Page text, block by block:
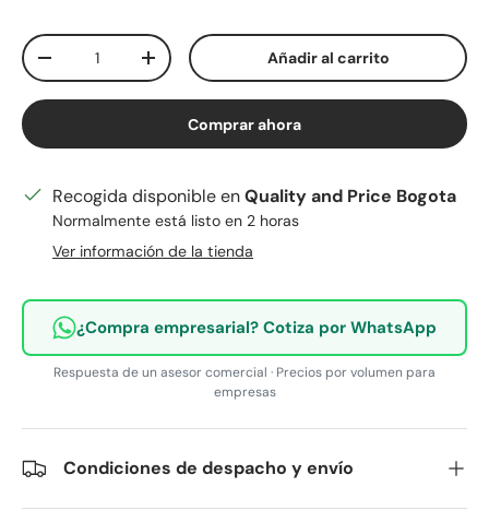
Cant.
Disminuir cantidadAumentar la cantidadAñadir al carrito
Comprar ahora
Recogida disponible enQuality and Price Bogota
Normalmente está listo en 2 horas
Ver información de la tienda
¿Compra empresarial? Cotiza por WhatsApp
Respuesta de un asesor comercial · Precios por volumen para
empresas
Condiciones de despacho y envío